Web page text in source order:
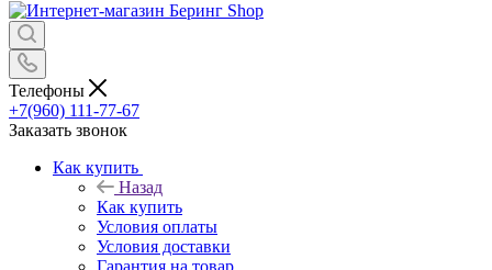
Телефоны
+7(960) 111-77-67
Заказать звонок
Как купить
Назад
Как купить
Условия оплаты
Условия доставки
Гарантия на товар